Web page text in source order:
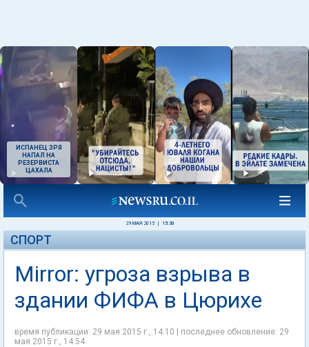
ИСПАНЕЦ ЗРЯ
НАПАЛ НА
РЕЗЕРВИСТА
ЦАХАЛА
29 МАЯ 2015 15:30
СПОРТ
Mirror: угроза взрыва в
здании ФИФА в Цюрихе
время публикации: 29 мая 2015 г., 14:10 | последнее обновление: 29
мая 2015 г., 14:54